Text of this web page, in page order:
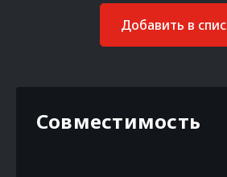
Добавить в
Совместимость